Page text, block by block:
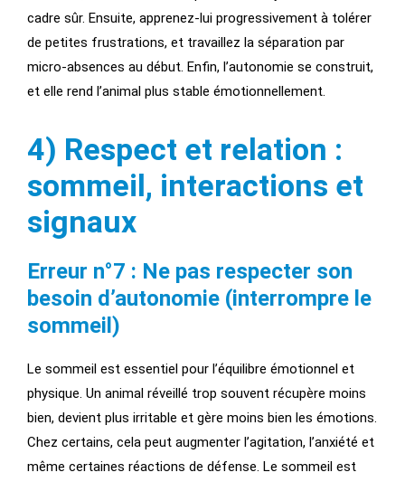
cadre sûr. Ensuite, apprenez-lui progressivement à tolérer
de petites frustrations, et travaillez la séparation par
micro-absences au début. Enfin, l’autonomie se construit,
et elle rend l’animal plus stable émotionnellement.
4) Respect et relation :
sommeil, interactions et
signaux
Erreur n°7 : Ne pas respecter son
besoin d’autonomie (interrompre le
sommeil)
Le sommeil est essentiel pour l’équilibre émotionnel et
physique. Un animal réveillé trop souvent récupère moins
bien, devient plus irritable et gère moins bien les émotions.
Chez certains, cela peut augmenter l’agitation, l’anxiété et
même certaines réactions de défense. Le sommeil est